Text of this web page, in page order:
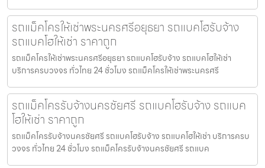
รถแม็คโครให้เช่าพระนครศรีอยุธยา รถแบคโฮรับจ้าง
รถแบคโฮให้เช่า ราคาถูก
รถแม็คโครให้เช่าพระนครศรีอยุธยา รถแบคโฮรับจ้าง รถแบคโฮให้เช่า
บริการครบวงจร ทั่วไทย 24 ชั่วโมง รถแม็คโครให้เช่าพระนครศรี
รถแม็คโครรับจ้างนครชัยศรี รถแบคโฮรับจ้าง รถแบค
โฮให้เช่า ราคาถูก
รถแม็คโครรับจ้างนครชัยศรี รถแบคโฮรับจ้าง รถแบคโฮให้เช่า บริการครบ
วงจร ทั่วไทย 24 ชั่วโมง รถแม็คโครรับจ้างนครชัยศรี รถแบค